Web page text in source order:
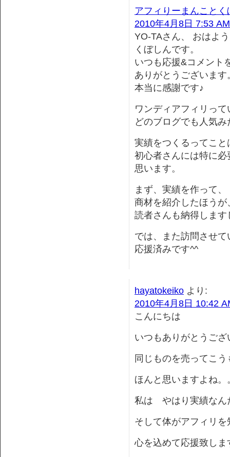
アフィりーまんこと
2010年4月8日 7:53 AM
YO-TAさん、 おはよ
くぼしんです。
いつも応援&コメント
ありがとうございます
本当に感謝です♪
ワンディアフィリっ
どのブログでも人気
実績をつくるってこ
初心者さんには特に必
思います。
まず、実績を作って、
商材を紹介したほうが
読者さんも納得します
では、また訪問させ
応援済みです^^
hayatokeiko より:
2010年4月8日 10:42
こんにちは
いつもありがとうござ
同じものを売ってこ
ほんと思いますよね
私は やはり実績なん
そして体がアフィリ
心を込めて応援致しま